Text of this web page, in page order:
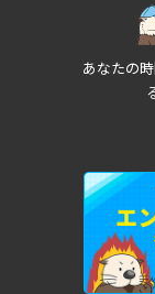
あなたの